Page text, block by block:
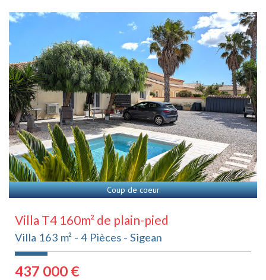
Coup de coeur
Villa T4 160m² de plain-pied
Villa 163 m² - 4 Pièces - Sigean
437 000 €